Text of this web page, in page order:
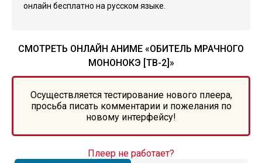
онлайн бесплатно на русском языке.
СМОТРЕТЬ ОНЛАЙН АНИМЕ «ОБИТЕЛЬ МРАЧНОГО
МОНОНОКЭ [ТВ-2]»
Осуществляется тестирование нового плеера,
просьба писать комментарии и пожелания по
новому интерфейсу!
Плеер не работает?